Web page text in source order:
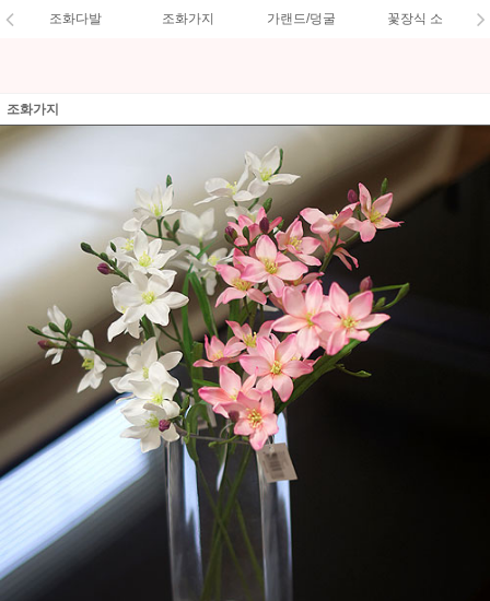
조화다발 조화가지 가랜드/덩굴 꽃장식 소
조화가지